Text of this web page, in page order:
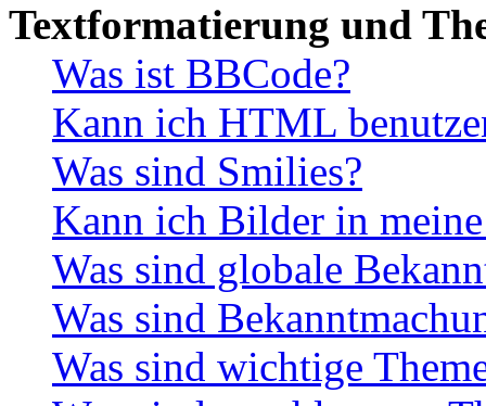
Textformatierung und
Was ist BBCode?
Kann ich HTML
Was sind Smilies?
Kann ich Bilder in
Was sind globale
Was sind
Was sind wichtige